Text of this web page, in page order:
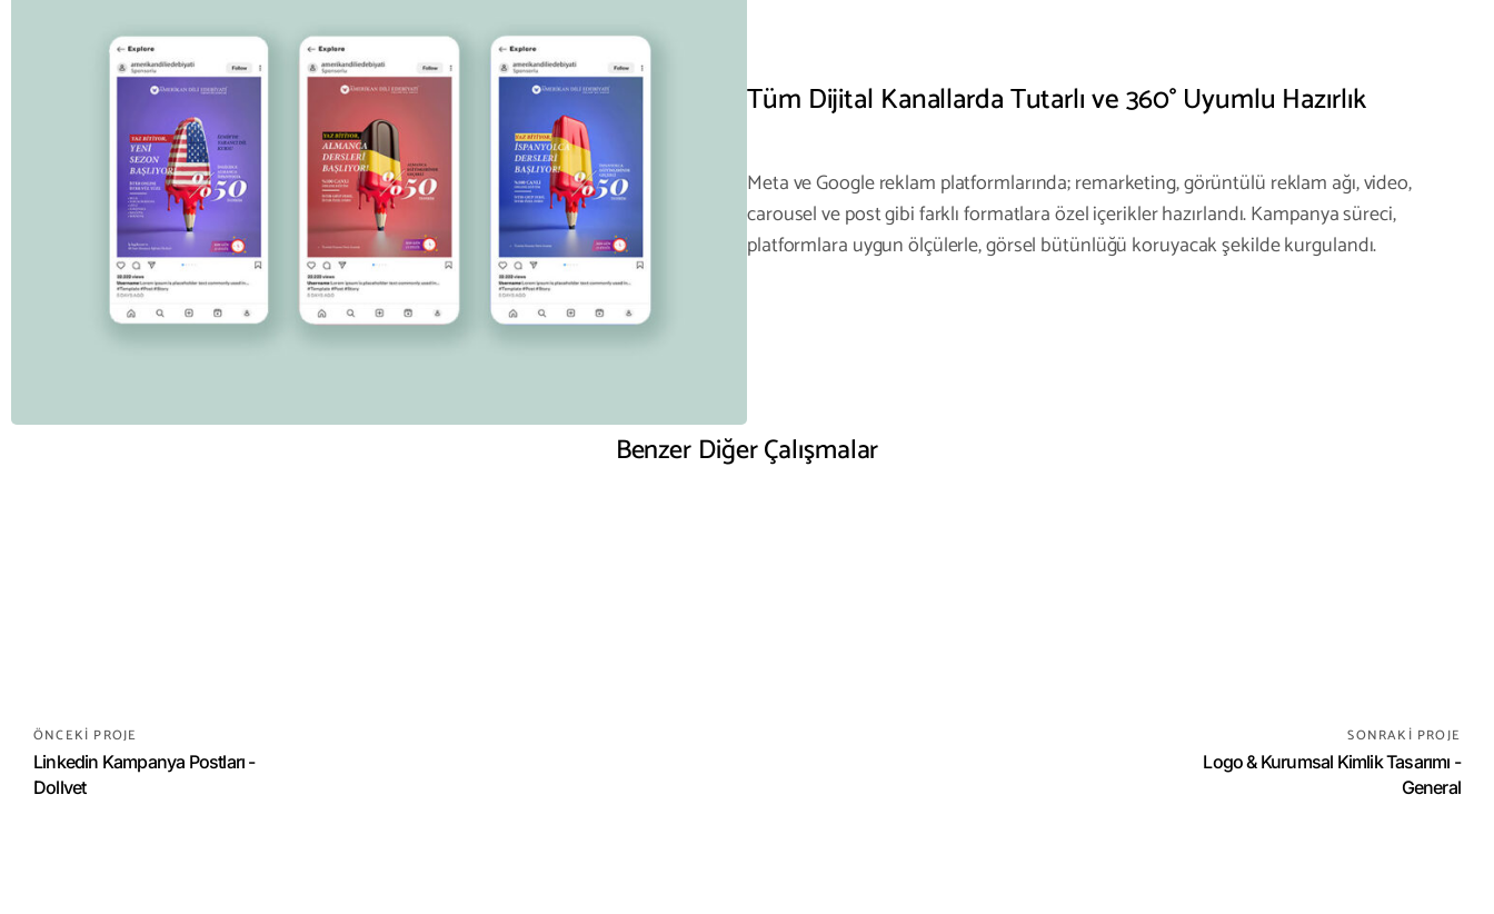
Tüm Dijital Kanallarda Tutarlı ve 360° Uyumlu Hazırlık
Meta ve Google reklam platformlarında; remarketing, görüntülü reklam ağı, video,
carousel ve post gibi farklı formatlara özel içerikler hazırlandı. Kampanya süreci,
platformlara uygun ölçülerle, görsel bütünlüğü koruyacak şekilde kurgulandı.
Benzer Diğer Çalışmalar
Linkedin Kampanya Postları – Dollvet Sosyal Medya Kampanya Görsel
ÖNCEKI PROJE SONRAKI PROJE